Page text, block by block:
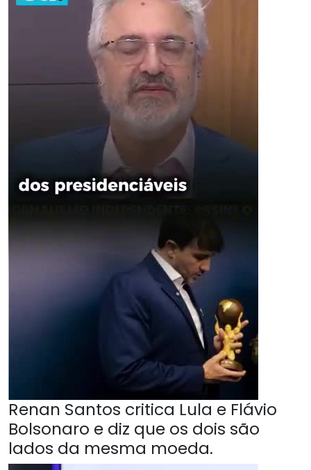
Renan Santos critica Lula e Flávio
Bolsonaro e diz que os dois são
lados da mesma moeda.